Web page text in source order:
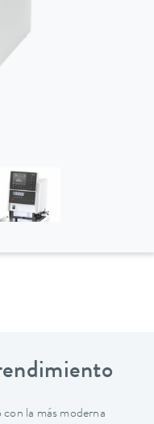
la más moderna